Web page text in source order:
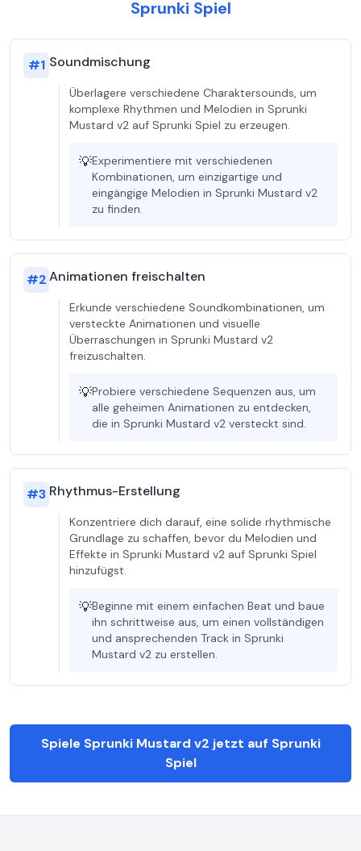
Sprunki Spiel
#1 Soundmischung
Überlagere verschiedene Charaktersounds, um
komplexe Rhythmen und Melodien in Sprunki
Mustard v2 auf Sprunki Spiel zu erzeugen.
💡Experimentiere mit verschiedenen
Kombinationen, um einzigartige und
eingängige Melodien in Sprunki Mustard v2
zu finden.
#2Animationen freischalten
Erkunde verschiedene Soundkombinationen, um
versteckte Animationen und visuelle
Überraschungen in Sprunki Mustard v2
freizuschalten.
💡Probiere verschiedene Sequenzen aus, um
alle geheimen Animationen zu entdecken,
die in Sprunki Mustard v2 versteckt sind.
#3 Rhythmus-Erstellung
Konzentriere dich darauf, eine solide rhythmische
Grundlage zu schaffen, bevor du Melodien und
Effekte in Sprunki Mustard v2 auf Sprunki Spiel
hinzufügst.
💡Beginne mit einem einfachen Beat und baue
ihn schrittweise aus, um einen vollständigen
und ansprechenden Track in Sprunki
Mustard v2 zu erstellen.
Spiele Sprunki Mustard v2 jetzt auf Sprunki
Spiel